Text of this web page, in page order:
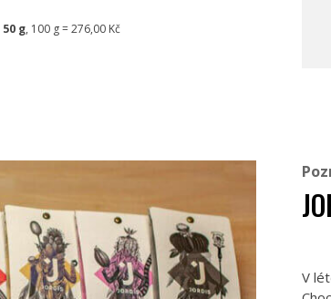
50 g, 100 g = 276,00 Kč
V